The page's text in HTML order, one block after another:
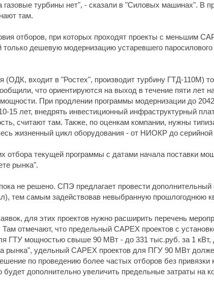
газовые турбины нет", - сказали в "Силовых машинах". В
там.
отборов, при которых проходят проекты с меньшим
дешевую модернизацию устаревшего
(ОДК, входит в "Ростех", производит турбину ГТД-110М)
что ориентируются на выход в течение пяти лет
При продлении программы модернизации до
15 лет, внедрять инвестиционный инфраструктурный
считают там. Также, по оценкам компании, нужны
жизненный цикл оборудования - от НИОКР до серийной
текущей программы с датами начала поставки
рынка".
не решено. СПЭ предлагает провести
тем самым задействовав невыбранную прошлогоднюю
для этих проектов нужно расширить перечень
Там отмечают, что предельный CAPEX проектов с
ГТУ мощностью свыше 90 МВт - до 331 тыс.руб. за 1
рынка", удельный CAPEX проектов для ПГУ 90 МВт
по проведению более частых отборов без привязки
дополнительно увеличить предельные затраты на